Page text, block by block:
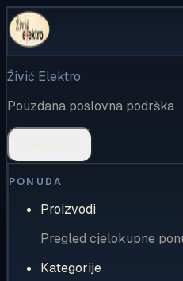
Živić Elektro
Pouzdana poslovna podrška
PONUDA
Proizvodi
Pregled cjelokupne
Kategorije